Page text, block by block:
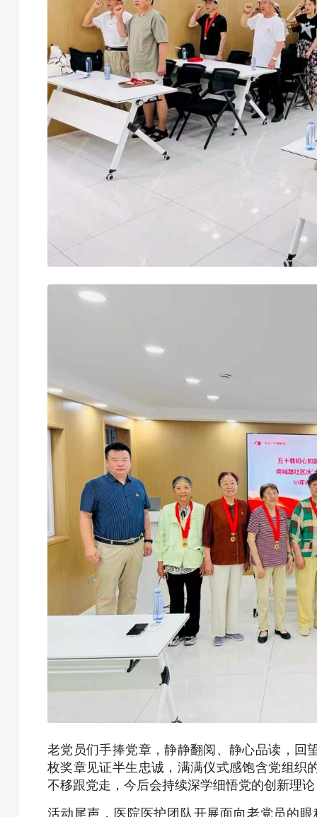
老党员们手捧党章，静静翻阅、静心品读，回
枚奖章见证半生忠诚，满满仪式感饱含党组织
不移跟党走，今后会持续深学细悟党的创新理
活动尾声，医院医护团队开展面向老党员的